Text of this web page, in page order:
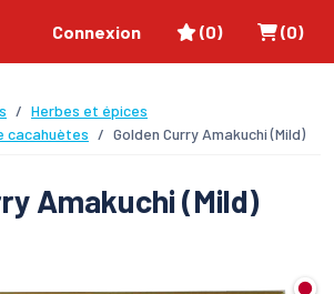
Connexion Favoris
(0) Panier
(0)
Herbes et épices
cacahuètes
Golden Curry Amakuchi (Mild)
Amakuchi (Mild)